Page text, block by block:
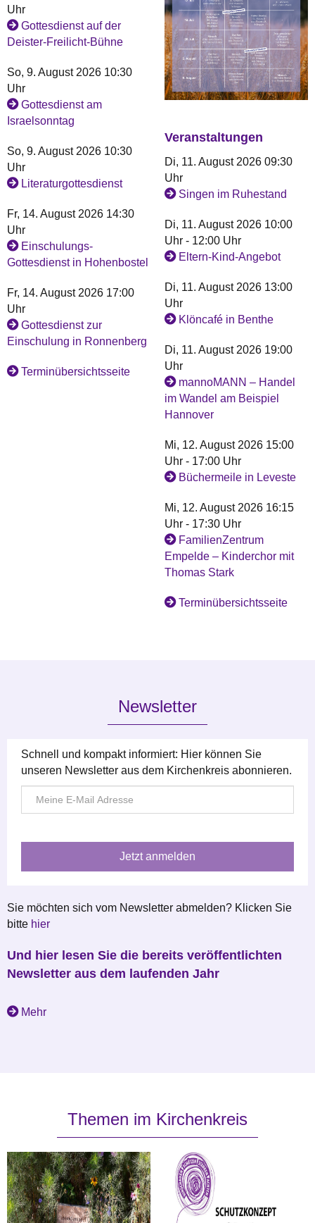
Uhr
Gottesdienst auf der
Deister-Freilicht-Bühne
So, 9. August 2026 10:30
Uhr
Gottesdienst am
Israelsonntag
So, 9. August 2026 10:30
Uhr
Literaturgottesdienst
Fr, 14. August 2026 14:30
Uhr
Einschulungs-
Gottesdienst in Hohenbostel
Fr, 14. August 2026 17:00
Uhr
Gottesdienst zur
Einschulung in Ronnenberg
Terminübersichtsseite
Veranstaltungen
Di, 11. August 2026 09:30
Uhr
Singen im Ruhestand
Di, 11. August 2026 10:00
Uhr - 12:00 Uhr
Eltern-Kind-Angebot
Di, 11. August 2026 13:00
Uhr
Klöncafé in Benthe
Di, 11. August 2026 19:00
Uhr
mannoMANN – Handel
im Wandel am Beispiel
Hannover
Mi, 12. August 2026 15:00
Uhr - 17:00 Uhr
Büchermeile in Leveste
Mi, 12. August 2026 16:15
Uhr - 17:30 Uhr
FamilienZentrum
Empelde – Kinderchor mit
Thomas Stark
Terminübersichtsseite
Newsletter
Schnell und kompakt informiert: Hier können Sie
unseren Newsletter aus dem Kirchenkreis abonnieren.
*
Jetzt anmelden
Sie möchten sich vom Newsletter abmelden? Klicken Sie
bitte hier
Und hier lesen Sie die bereits veröffentlichten
Newsletter aus dem laufenden Jahr
Mehr
Themen im Kirchenkreis